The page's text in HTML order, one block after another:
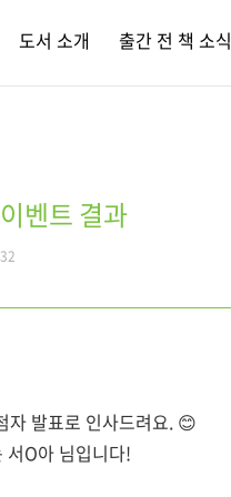
도서 소개 출간 전 책 소식
벤트 결과
자 발표로 인사드려요. 😊
서O아 님입니다!